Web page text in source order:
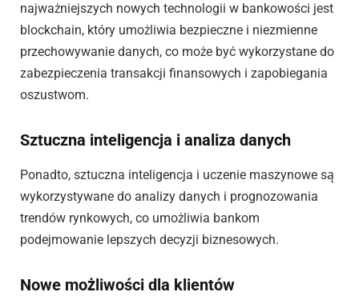
najważniejszych nowych technologii w bankowości jest
blockchain, który umożliwia bezpieczne i niezmienne
przechowywanie danych, co może być wykorzystane do
zabezpieczenia transakcji finansowych i zapobiegania
oszustwom.
Sztuczna inteligencja i analiza danych
Ponadto, sztuczna inteligencja i uczenie maszynowe są
wykorzystywane do analizy danych i prognozowania
trendów rynkowych, co umożliwia bankom
podejmowanie lepszych decyzji biznesowych.
Nowe możliwości dla klientów